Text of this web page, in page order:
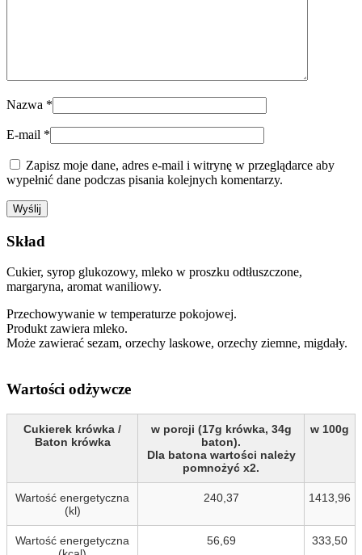
Nazwa *
E-mail *
Zapisz moje dane, adres e-mail i witrynę w przeglądarce aby
wypełnić dane podczas pisania kolejnych komentarzy.
Skład
Cukier, syrop glukozowy, mleko w proszku odtłuszczone,
margaryna, aromat waniliowy.
Przechowywanie w temperaturze pokojowej.
Produkt zawiera mleko.
Może zawierać sezam, orzechy laskowe, orzechy ziemne, migdały.
Wartości odżywcze
Cukierek krówka /
Baton krówka
w porcji (17g krówka, 34g
baton).
Dla batona wartości należy
pomnożyć x2.
w 100g
Wartość energetyczna
(kl)
240,37 1413,96
Wartość energetyczna
56,69 333,50